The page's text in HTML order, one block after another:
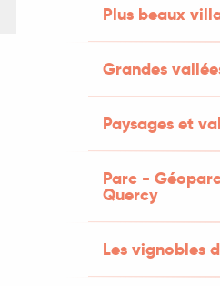
Plus beaux
Grandes
Paysages et
Parc -
Quercy
Les vignobles